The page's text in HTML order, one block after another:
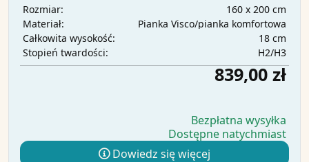
Rozmiar:
160 x 200 cm
Materiał:
Pianka Visco/pianka komfortowa
Całkowita wysokość:
18 cm
Stopień twardości:
H2/H3
839,00 zł
Bezpłatna wysyłka
Dostępne natychmiast
Dowiedz się więcej